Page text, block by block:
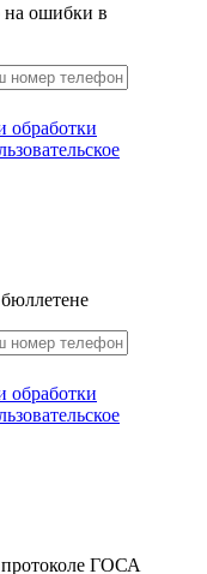
на ошибки в
обработки
обработки
ГОСА